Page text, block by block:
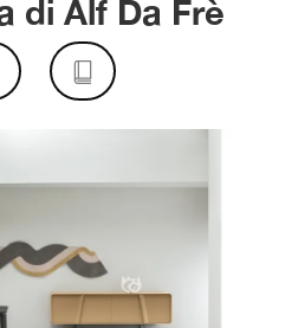
di Alf Da Frè